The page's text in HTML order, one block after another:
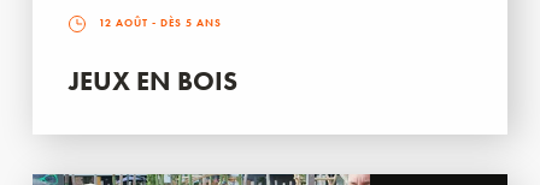
12 AOÛT - DÈS 5 ANS
JEUX EN BOIS